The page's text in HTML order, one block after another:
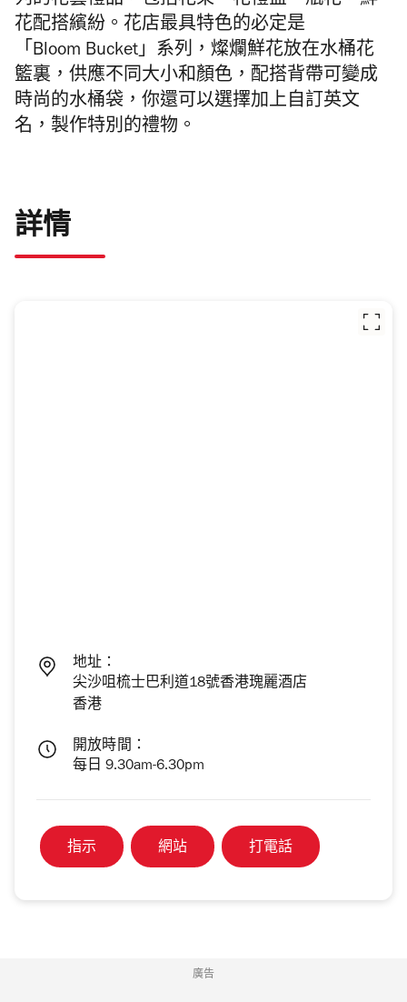
花配搭繽紛。花店最具特色的必定是
「Bloom Bucket」系列，燦爛鮮花放在水桶花
籃裏，供應不同大小和顏色，配搭背帶可變成
時尚的水桶袋，你還可以選擇加上自訂英文
名，製作特別的禮物。
詳情
地址：
尖沙咀梳士巴利道18號香港瑰麗酒店
香港
開放時間：
每日 9.30am-6.30pm
指示 網站 打電話
廣告